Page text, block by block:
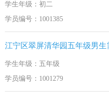
学生年级：初二
学员编号：1001385
学生年级：五年级
学员编号：1001279